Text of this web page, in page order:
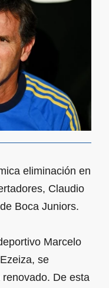
eliminación en
Claudio
Boca Juniors.
Marcelo
se
De esta